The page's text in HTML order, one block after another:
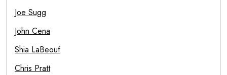
Joe Sugg
John Cena
Shia LaBeouf
Chris Pratt